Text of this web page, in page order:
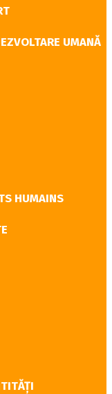
UMANĂ
HUMAINS